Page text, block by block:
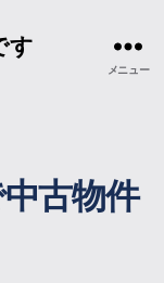
す
メニュー
古物件